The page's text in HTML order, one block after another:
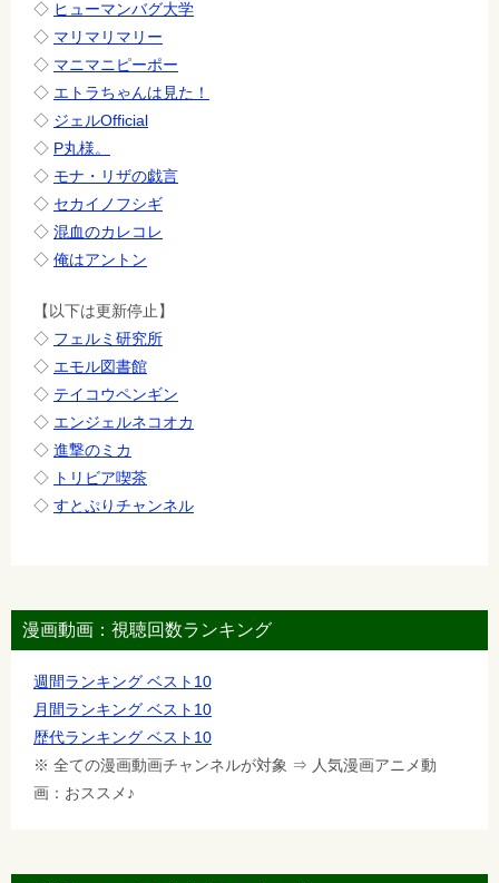
◇ ヒューマンバグ大学
◇ マリマリマリー
◇ マニマニピーポー
◇ エトラちゃんは見た！
◇ ジェルOfficial
◇ P丸様。
◇ モナ・リザの戯言
◇ セカイノフシギ
◇ 混血のカレコレ
◇ 俺はアントン
【以下は更新停止】
◇ フェルミ研究所
◇ エモル図書館
◇ テイコウペンギン
◇ エンジェルネコオカ
◇ 進撃のミカ
◇ トリビア喫茶
◇ すとぷりチャンネル
漫画動画：視聴回数ランキング
週間ランキング ベスト10
月間ランキング ベスト10
歴代ランキング ベスト10
※ 全ての漫画動画チャンネルが対象 ⇒ 人気漫画アニメ動
画：おススメ♪